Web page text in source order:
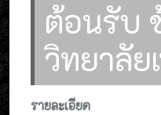
ต้อนรับ
วิทยาลั
รายละเอียด